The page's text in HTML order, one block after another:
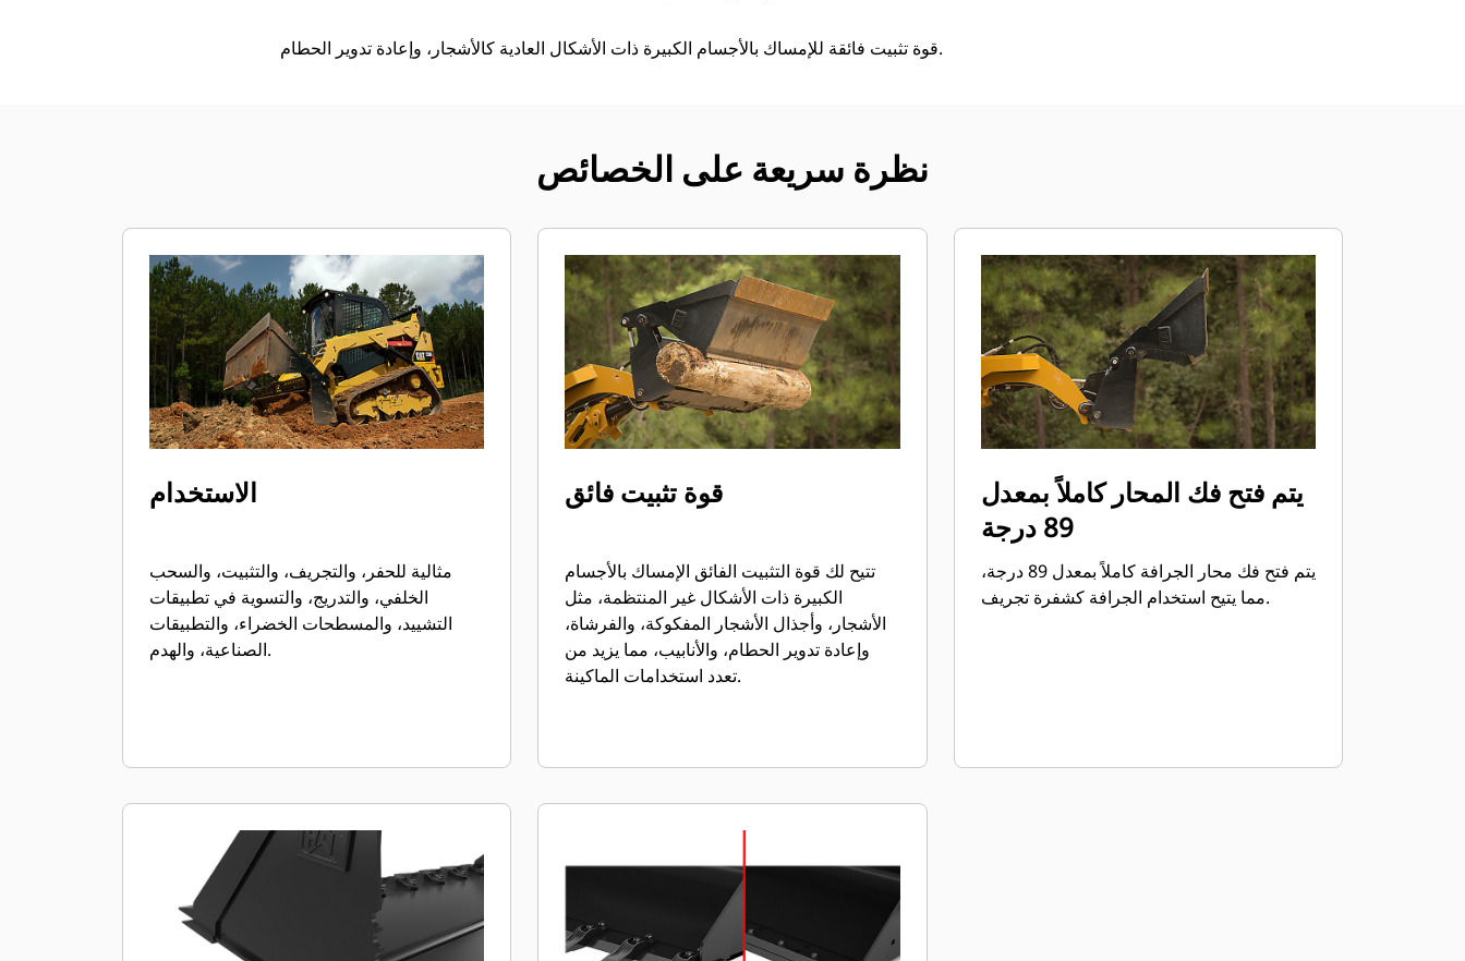
قوة تثبيت فائقة للإمساك بالأجسام الكبيرة ذات الأشكال العادية كالأشجار، وإعادة تدوير الحطام.
نظرة سريعة على الخصائص
الاستخدام
مثالية للحفر، والتجريف، والتثبيت، والسحب
الخلفي، والتدريج، والتسوية في تطبيقات
التشييد، والمسطحات الخضراء، والتطبيقات
الصناعية، والهدم.
قوة تثبيت فائق
تتيح لك قوة التثبيت الفائق الإمساك بالأجسام
الكبيرة ذات الأشكال غير المنتظمة، مثل
الأشجار، وأجذال الأشجار المفكوكة، والفرشاة،
وإعادة تدوير الحطام، والأنابيب، مما يزيد من
تعدد استخدامات الماكينة.
يتم فتح فك المحار كاملاً بمعدل
89 درجة
يتم فتح فك محار الجرافة كاملاً بمعدل 89 درجة،
مما يتيح استخدام الجرافة كشفرة تجريف.